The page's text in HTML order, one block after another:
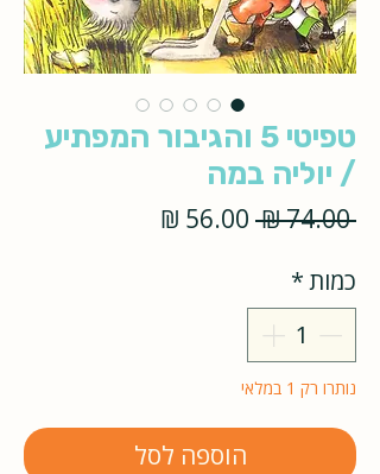
טפיטי 5 והגיבור המפתיע
/ יוליה במה
‏74.00 ‏₪
מחיר
כמות*
נותרו רק 1 במלאי
הוספה לסל